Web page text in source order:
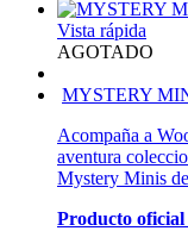
Vista rápida
AGOTADO
MYSTERY
Acompaña a
aventura
Mystery Minis
Producto